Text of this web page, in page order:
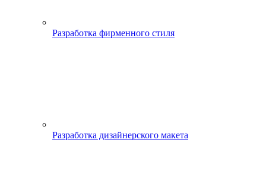
Разработка фирменного стиля
Разработка дизайнерского макета